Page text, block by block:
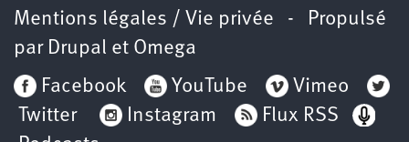
Mentions légales / Vie privée - Propulsé
par Drupal et Omega
Facebook
YouTube
Vimeo
Twitter
Instagram
Flux RSS